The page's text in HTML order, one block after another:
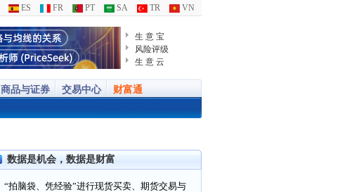
ES FR PT SA TR VN
生 意 宝
风险评级
生 意 云
商品与证券 交易中心 财富通
数据是机会，数据是财富
“拍脑袋、凭经验”进行现货买卖、期货交易与